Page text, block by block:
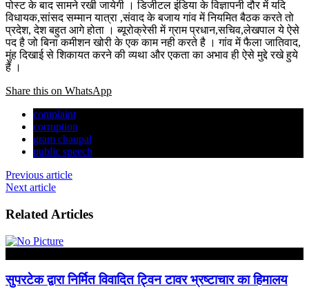
पोस्ट के बाद सामने रखी जायेगी । डिजीटल इंडिया के विज्ञापनी दौर में यदि
विधायक,सांसद सम्मान यात्रा ,संवाद के बजाय गांव में नियमित बैठक करते तो
प्रदेश, देश बहुत आगे होता । ब्यूरोक्रेसी में ग्राम प्रधान,सचिव,लेखपाल ये ऐसे
पद है जो बिना कमीशन खोरी के एक काम नही करते है । गांव में फैला जातिवाद,
मुंह दिखाई से शिकायत करने की व्यथा और एकता का अभाव ही ऐसे मुद्दे रखे हुये
हैं ।
Share this on WhatsApp
complaint
corruption
gram chaupal
public speech
Previous article
Next article
Related Articles
सुपरटेक द्वारा निर्मित विवादित ट्विन टावर भ्रष्टाचार का हिमालय